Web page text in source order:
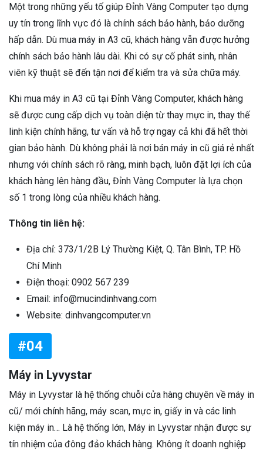
Một trong những yếu tố giúp Đỉnh Vàng Computer tạo dựng
uy tín trong lĩnh vực đó là chính sách bảo hành, bảo dưỡng
hấp dẫn. Dù mua máy in A3 cũ, khách hàng vẫn được hưởng
chính sách bảo hành lâu dài. Khi có sự cố phát sinh, nhân
viên kỹ thuật sẽ đến tận nơi để kiểm tra và sửa chữa máy.
Khi mua máy in A3 cũ tại Đỉnh Vàng Computer, khách hàng
sẽ được cung cấp dịch vụ toàn diện từ thay mực in, thay thế
linh kiện chính hãng, tư vấn và hỗ trợ ngay cả khi đã hết thời
gian bảo hành. Dù không phải là nơi bán máy in cũ giá rẻ nhất
nhưng với chính sách rõ ràng, minh bạch, luôn đặt lợi ích của
khách hàng lên hàng đầu, Đỉnh Vàng Computer là lựa chọn
số 1 trong lòng của nhiều khách hàng.
Thông tin liên hệ:
Địa chỉ: 373/1/2B Lý Thường Kiệt, Q. Tân Bình, TP. Hồ
Chí Minh
Điện thoại: 0902 567 239
Email: info@mucindinhvang.com
Website: dinhvangcomputer.vn
#04
Máy in Lyvystar
Máy in Lyvystar là hệ thống chuỗi cửa hàng chuyên về máy in
cũ/ mới chính hãng, máy scan, mực in, giấy in và các linh
kiện máy in… Là hệ thống lớn, Máy in Lyvystar nhận được sự
tín nhiệm của đông đảo khách hàng. Không ít doanh nghiệp